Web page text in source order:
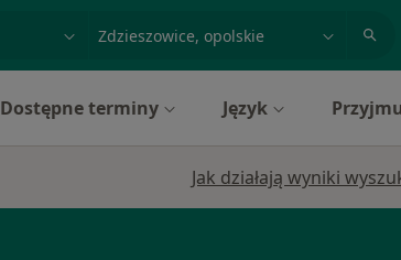
Dostępne terminy Język
Jak działają wyniki